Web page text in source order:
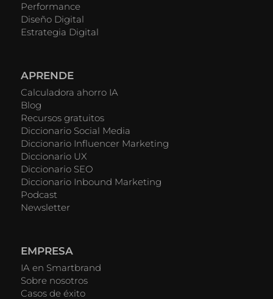
Performance
Diseño Digital
Estrategia Digital
APRENDE
Calculadora ahorro IA
Blog
Recursos gratuitos
Diccionario Social Media
Diccionario Influencer Marketing
Diccionario UX
Diccionario SEO
Diccionario Inbound Marketing
Podcast
Newsletter
EMPRESA
IA en Smartbrand
Sobre nosotros
Casos de éxito